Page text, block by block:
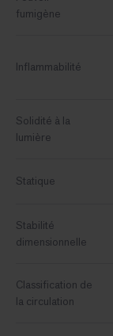
fumigène
Inflammabilité
Solidité à la
lumière
Statique
Stabilité
dimensionnelle
Classification de
la circulation